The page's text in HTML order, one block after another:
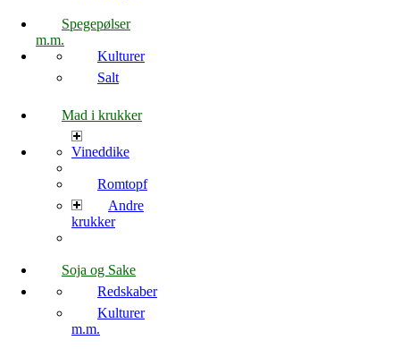
Spegepølser
m.m.
Kulturer
Salt
Mad i krukker
Vineddike
Romtopf
Andre
krukker
Soja og Sake
Redskaber
Kulturer
m.m.